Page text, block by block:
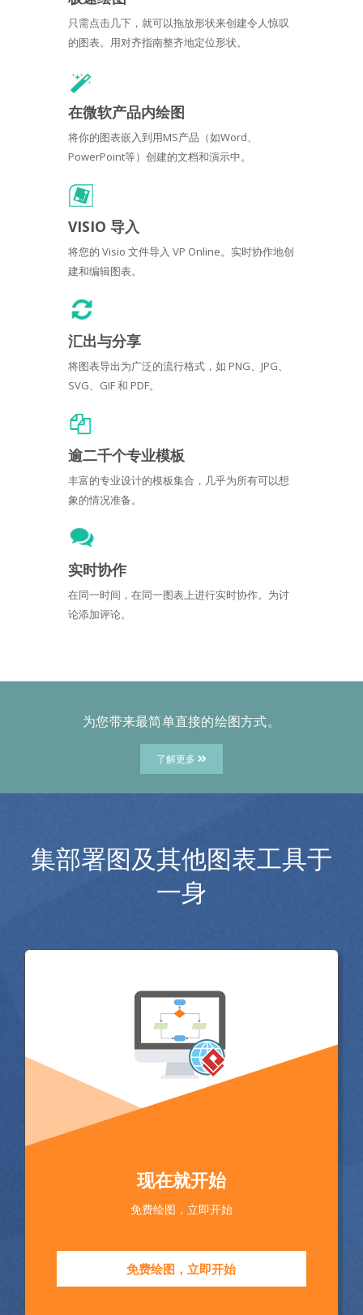
只需点击几下，就可以拖放形状来创建令人惊叹
的图表。用对齐指南整齐地定位形状。
在微软产品内绘图
将你的图表嵌入到用MS产品（如Word、
PowerPoint等）创建的文档和演示中。
VISIO 导入
将您的 Visio 文件导入 VP Online。实时协作地创
建和编辑图表。
汇出与分享
将图表导出为广泛的流行格式，如 PNG、JPG、
SVG、GIF 和 PDF。
逾二千个专业模板
丰富的专业设计的模板集合，几乎为所有可以想
象的情况准备。
实时协作
在同一时间，在同一图表上进行实时协作。为讨
论添加评论。
为您带来最简单直接的绘图方式。
了解更多
集部署图及其他图表工具于
一身
现在就开始
免费绘图，立即开始
免费绘图，立即开始